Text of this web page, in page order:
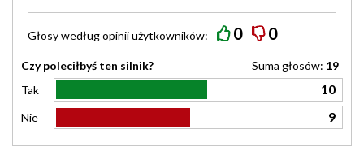
Głosy wedługopiniiużytkowników: 0 0
Czy poleciłbyś ten silnik? Suma głosów: 19
Tak
10
Nie 9